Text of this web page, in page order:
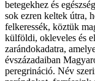
betegekhez és
sok ezren keltek útra,
felkeressék, köztük
külföldi, okleveles és
zarándokadatra,
évszázadaiban
peregrináció. Név